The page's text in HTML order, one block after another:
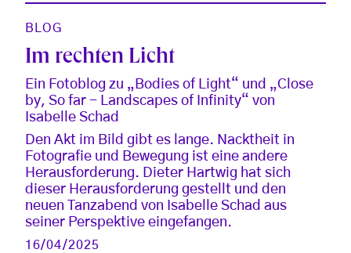
BLOG
Im rechten Licht
Ein Fotoblog zu „Bodies of Light“ und „Close
by, So far - Landscapes of Infinity“ von
Isabelle Schad
Den Akt im Bild gibt es lange. Nacktheit in
Fotografie und Bewegung ist eine andere
Herausforderung. Dieter Hartwig hat sich
dieser Herausforderung gestellt und den
neuen Tanzabend von Isabelle Schad aus
seiner Perspektive eingefangen.
16/04/2025